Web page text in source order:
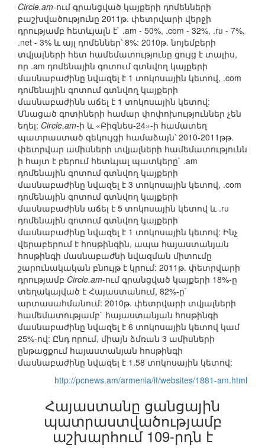
Circle.am-ում գրանցված կայքերի դոմենների
բաշխվածությունը 2011թ. փետրվարի վերջի
դրությամբ հետևյալն է` .am - 50%, .com - 32%, .ru - 7%,
.net - 3% և այլ դոմեններ՝ 8%: 2010թ. նոյեմբերի
տվյալների հետ համեմատությունը ցույց է տալիս,
որ .am դոմենային գոտում գտնվող կայքերի
մասնաբաժինը նվազել է 1 տոկոսային կետով, .com
դոմենային գոտում գտնվող կայքերի
մասնաբաժինն աճել է 1 տոկոսային կետով:
Մնացած գոտիների համար փոփոխություններ չեն
եղել: Circle.am-ի և «Բիզնես-24»-ի համատեղ
պատրաստած զեկույցի համաձայն՝ 2010-2011թթ.
փետրվար ամիսների տվյալների համեմատությունն
ի հայտ է բերում հետևյալ պատկերը` .am
դոմենային գոտում գտնվող կայքերի
մասնաբաժինը նվազել է 3 տոկոսային կետով, .com
դոմենային գոտում գտնվող կայքերի
մասնաբաժինն աճել է 5 տոկոսային կետով և .ru
դոմենային գոտում գտնվող կայքերի
մասնաբաժինը նվազել է 1 տոկոսային կետով: Ինչ
վերաբերում է հոսթինգին, ապա հայաստանյան
հոսթինգի մասնաբաժնի նվազման միտումը
շարունակական բնույթ է կրում: 2011թ. փետրվարի
դրությամբ Circle.am-ում գրանցված կայքերի 18%-ը
տեղակայված է Հայաստանում, 82%-ը`
արտասահմանում: 2010թ. փետրվարի տվյալների
համեմատությամբ` հայաստանյան հոսթինգի
մասնաբաժինը նվազել է 6 տոկոսային կետով կամ
25%-ով: Ընդ որում, միայն ձմռան 3 ամիսների
ընթացքում հայաստանյան հոսթինգի
մասնաբաժինը նվազել է 1.58 տոկոսային կետով:
http://pcnews.am/armenia/it/websites/1881-am.html
Հայաստանը ցանցային
պատրաստվածությամբ
աշխարհում 109-րդն է